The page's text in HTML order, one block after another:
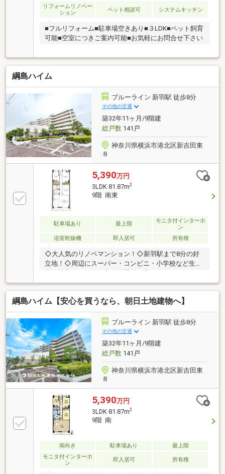
120m・島忠ホームズ港北高田店 約120m・オーケー
新吉田店 約630m
リフォームリノベー
ション
ペット相談可 システムキッチン
■フルリフォーム■駐車場空きあり■３LDK■ペット飼育
可能■空室につきご案内可能■お気軽にお問合せ下さい
綱島ハイム
ブルーライン 新羽駅 徒歩8分
その他の交通
築32年11ヶ月/9階建
総戸数141戸
神奈川県横浜市港北区新吉田東
８
5,390万円
3LDK 81.87m2
9階 南東
駐車場あり 最上階
モニタ付インターホ
ン
浴室乾燥機
即入居可 所有権
◇大人気のリノベマンション！◇新羽駅まで8分の好
立地！◇周辺にスーパー・コンビニ・小学校など生活
利便性良好です！！◇食洗器付き広々システムキッチ
ン◇浴室乾燥機能付きユニットバス◇オートロック付
きでセキュリティー充実
綱島ハイム【安心を買うなら、朝日土地建物へ】
ブルーライン 新羽駅 徒歩8分
その他の交通
築32年11ヶ月/9階建
総戸数141戸
神奈川県横浜市港北区新吉田東
８
5,390万円
3LDK 81.87m2
9階 南
南向き 駐車場あり
最上階
モニタ付インターホ
ン
即入居可 所有権